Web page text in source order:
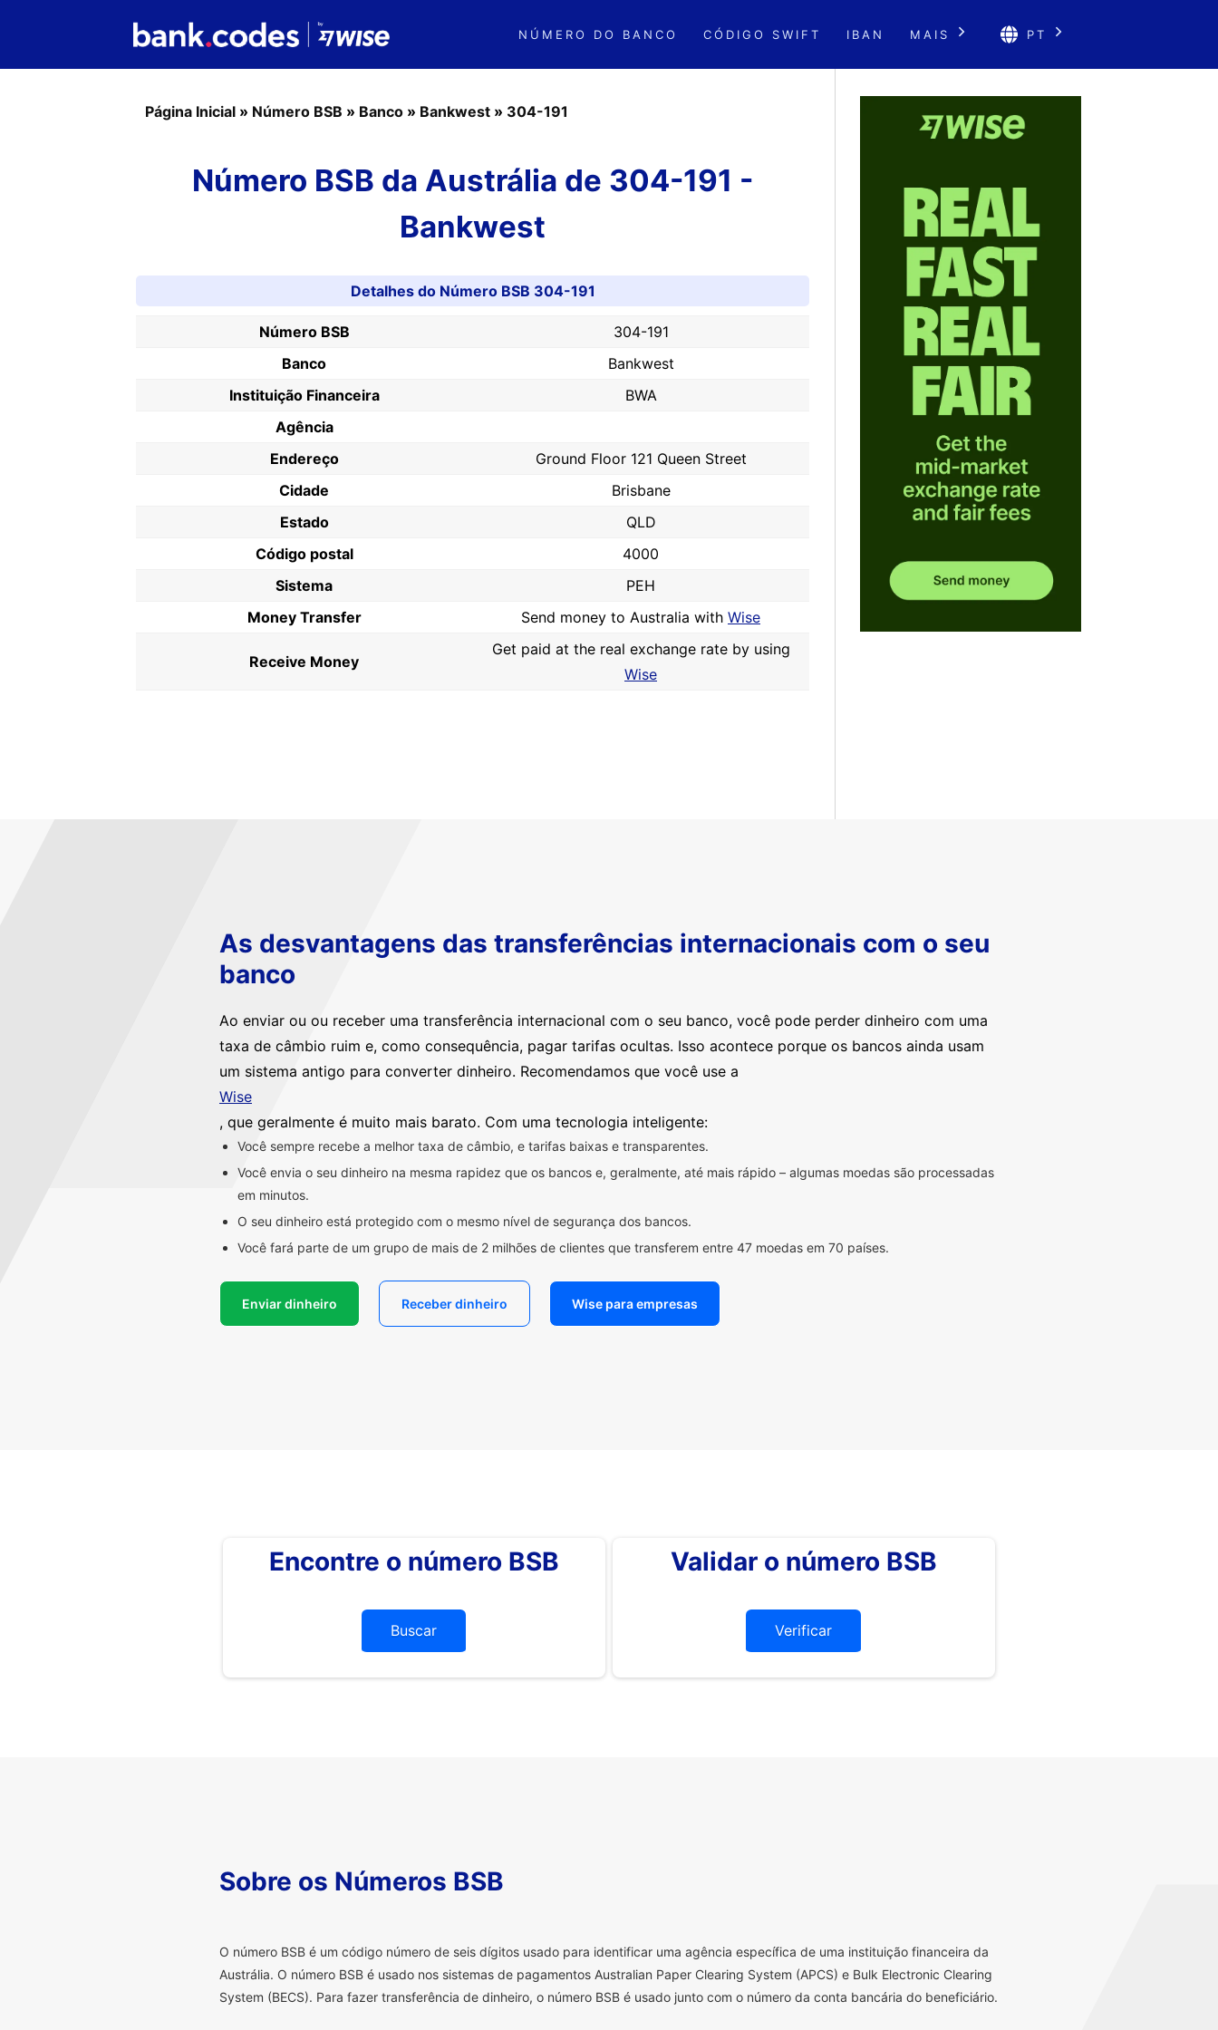
NÚMERO DO BANCO CÓDIGO SWIFT IBAN MAIS PT
Página Inicial » Número BSB » Banco » Bankwest » 304-191
Número BSB da Austrália de 304-191 -
Bankwest
Detalhes do Número BSB 304-191
Número BSB
304-191
Banco
Bankwest
Instituição Financeira
BWA
Agência
Endereço
Ground Floor 121 Queen Street
Cidade
Brisbane
Estado
QLD
Código postal
4000
Sistema
PEH
Money Transfer
Send money to Australia with Wise
Receive Money
Get paid at the real exchange rate by using
Wise
As desvantagens das transferências internacionais com o seu
banco
Ao enviar ou ou receber uma transferência internacional com o seu banco, você pode perder dinheiro com uma
taxa de câmbio ruim e, como consequência, pagar tarifas ocultas. Isso acontece porque os bancos ainda usam
um sistema antigo para converter dinheiro. Recomendamos que você use a
Wise
, que geralmente é muito mais barato. Com uma tecnologia inteligente:
Você sempre recebe a melhor taxa de câmbio, e tarifas baixas e transparentes.
Você envia o seu dinheiro na mesma rapidez que os bancos e, geralmente, até mais rápido – algumas moedas são processadas
em minutos.
O seu dinheiro está protegido com o mesmo nível de segurança dos bancos.
Você fará parte de um grupo de mais de 2 milhões de clientes que transferem entre 47 moedas em 70 países.
Enviar dinheiro Receber dinheiro Wise para empresas
Encontre o número BSB
Buscar
Validar o número BSB
Verificar
Sobre os Números BSB
O número BSB é um código número de seis dígitos usado para identificar uma agência específica de uma instituição financeira da
Austrália. O número BSB é usado nos sistemas de pagamentos Australian Paper Clearing System (APCS) e Bulk Electronic Clearing
System (BECS). Para fazer transferência de dinheiro, o número BSB é usado junto com o número da conta bancária do beneficiário.